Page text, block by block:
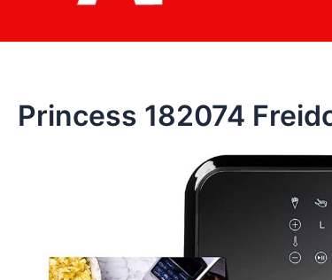
Princess 182074